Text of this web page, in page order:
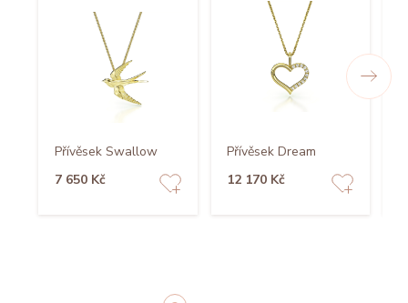
Přívěsek Swallow
7 650 Kč
Přívěsek Dream
12 170 Kč